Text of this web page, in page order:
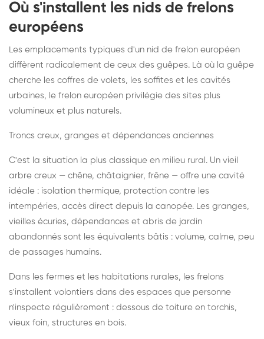
Où s'installent les nids de frelons
européens
Les emplacements typiques d'un nid de frelon européen
diffèrent radicalement de ceux des guêpes. Là où la guêpe
cherche les coffres de volets, les soffites et les cavités
urbaines, le frelon européen privilégie des sites plus
volumineux et plus naturels.
Troncs creux, granges et dépendances anciennes
C'est la situation la plus classique en milieu rural. Un vieil
arbre creux — chêne, châtaignier, frêne — offre une cavité
idéale : isolation thermique, protection contre les
intempéries, accès direct depuis la canopée. Les granges,
vieilles écuries, dépendances et abris de jardin
abandonnés sont les équivalents bâtis : volume, calme, peu
de passages humains.
Dans les fermes et les habitations rurales, les frelons
s'installent volontiers dans des espaces que personne
n'inspecte régulièrement : dessous de toiture en torchis,
vieux foin, structures en bois.